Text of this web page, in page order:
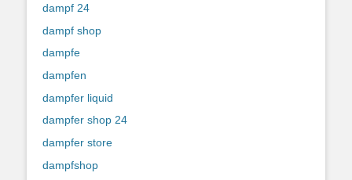
dampf 24
dampf shop
dampfe
dampfen
dampfer liquid
dampfer shop 24
dampfer store
dampfshop